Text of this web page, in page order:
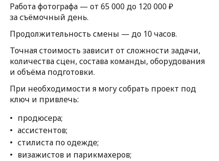
Работа фотографа — от 65 000 до 120 000 ₽
за съёмочный день.
Продолжительность смены — до 10 часов.
Точная стоимость зависит от сложности задачи,
количества сцен, состава команды, оборудования
и объёма подготовки.
При необходимости я могу собрать проект под
ключ и привлечь:
продюсера;
ассистентов;
стилиста по одежде;
визажистов и парикмахеров;